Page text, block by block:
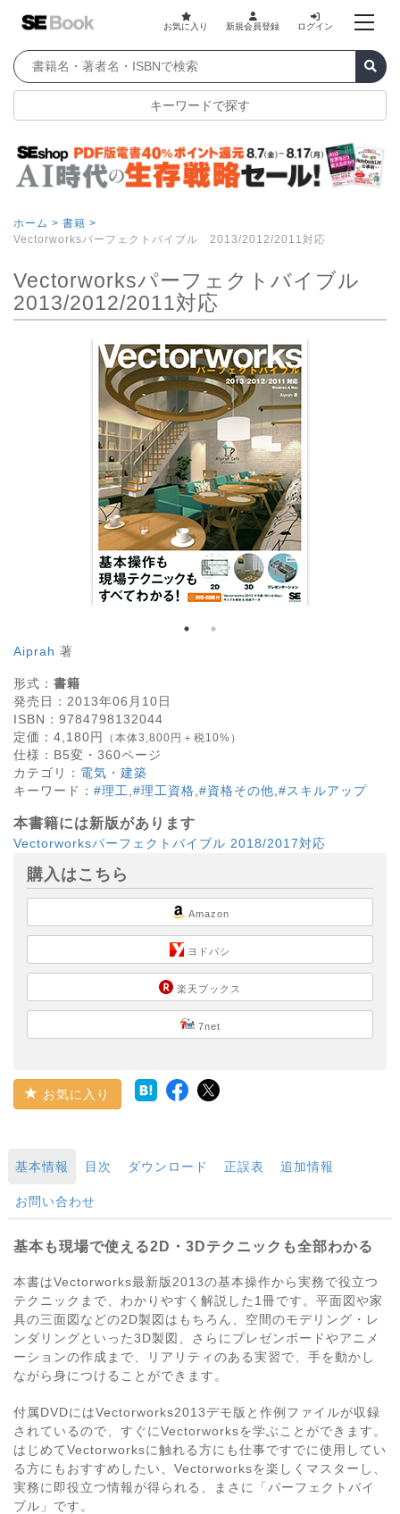
お気に入り 新規会員登録 ログイン
キーワードで探す
ホーム > 書籍 >
Vectorworksパーフェクトバイブル 2013/2012/2011対応
Vectorworksパーフェクトバイブル
2013/2012/2011対応
Aiprah 著
形式： 書籍
発売日： 2013年06月10日
ISBN： 9784798132044
定価： 4,180円 （本体3,800円＋税10%）
仕様： B5変・ 360ページ
カテゴリ： 電気・建築
キーワード： #理工 #理工資格 #資格その他 #スキルアップ
本書籍には新版があります
Vectorworksパーフェクトバイブル 2018/2017対応
購入はこちら
Amazon
ヨドバシ
楽天ブックス
7net
お気に入り
基本情報 目次 ダウンロード 正誤表 追加情報
お問い合わせ
基本も現場で使える2D・3Dテクニックも全部わかる
本書はVectorworks最新版2013の基本操作から実務で役立つ
テクニックまで、わかりやすく解説した1冊です。平面図や家
具の三面図などの2D製図はもちろん、空間のモデリング・レ
ンダリングといった3D製図、さらにプレゼンボードやアニメ
ーションの作成まで、リアリティのある実習で、手を動かし
ながら身につけることができます。
付属DVDにはVectorworks2013デモ版と作例ファイルが収録
されているので、すぐにVectorworksを学ぶことができます。
はじめてVectorworksに触れる方にも仕事ですでに使用してい
る方にもおすすめしたい、Vectorworksを楽しくマスターし、
実務に即役立つ情報が得られる、まさに「パーフェクトバイ
ブル」です。